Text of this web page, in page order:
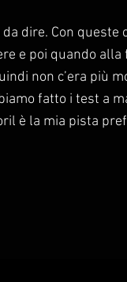
da dire. Con
e poi quando
non c’era più
fatto i test a
è la mia pista